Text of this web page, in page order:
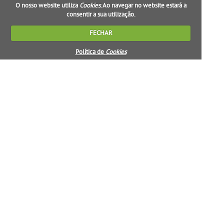
O nosso website utiliza Cookies. Ao navegar no website estará a
consentir a sua utilização.
FECHAR
Política de Cookies